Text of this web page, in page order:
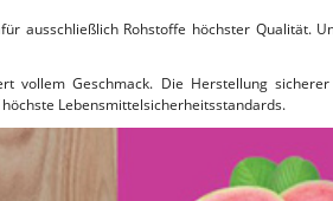
ausschließlich Rohstoffe höchster Qualität.
vollem Geschmack. Die Herstellung
Lebensmittelsicherheitsstandards.